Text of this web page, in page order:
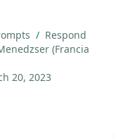
/ Respond
(Francia
20, 2023